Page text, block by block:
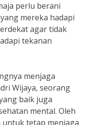
perlu berani
mereka hadapi
agar tidak
tekanan
menjaga
Wijaya, seorang
baik juga
mental. Oleh
tetap menjaga